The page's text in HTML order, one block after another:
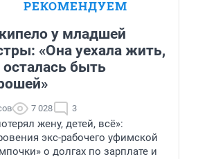
РЕКОМЕНДУЕМ
у младшей
«Она уехала жить,
осталась быть
7 028 3
жену, детей, всё»:
экс-рабочего уфимской
о долгах по зарплате и